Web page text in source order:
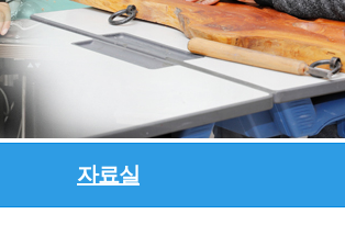
자료실